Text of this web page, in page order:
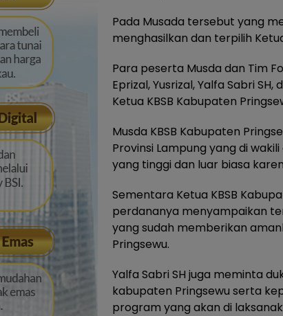
Pada Musada tersebut yang
menghasilkan dan terpilih
Para peserta Musda dan Tim
Eprizal, Yusrizal, Yalfa Sabri
Ketua KBSB Kabupaten
Musda KBSB Kabupaten
Provinsi Lampung yang di
yang tinggi dan luar biasa
Sementara Ketua KBSB
perdananya menyampaikan
yang sudah memberikan
Pringsewu.
Yalfa Sabri SH juga meminta
kabupaten Pringsewu serta
program yang akan di